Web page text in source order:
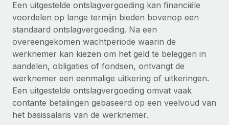
Een uitgestelde ontslagvergoeding kan financiële
voordelen op lange termijn bieden bovenop een
standaard ontslagvergoeding. Na een
overeengekomen wachtperiode waarin de
werknemer kan kiezen om het geld te beleggen in
aandelen, obligaties of fondsen, ontvangt de
werknemer een eenmalige uitkering of uitkeringen.
Een uitgestelde ontslagvergoeding omvat vaak
contante betalingen gebaseerd op een veelvoud van
het basissalaris van de werknemer.